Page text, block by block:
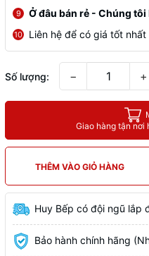
9 Ở đâu bán rẻ - Chúng tôi
10 Liên hệ để có giá tốt nhất
Số lượng: − +
Giao hàng tận nơi
THÊM VÀO GIỎ HÀNG
Huy Bếp có đội ngũ lắp
Bảo hành chính hãng